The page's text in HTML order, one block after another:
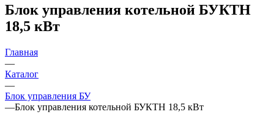
Блок управления котельной БУКТН
18,5 кВт
Главная
—
Каталог
—
Блок управления БУ
—Блок управления котельной БУКТН 18,5 кВт